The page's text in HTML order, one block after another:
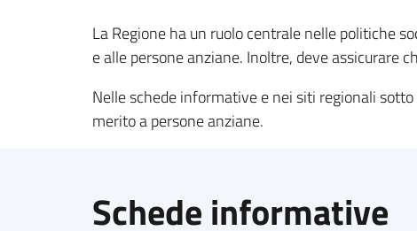
La Regione ha un ruolo centrale nelle politiche
e alle persone anziane. Inoltre, deve assicurare
Nelle schede informative e nei siti regionali
merito a persone anziane.
Schede informative